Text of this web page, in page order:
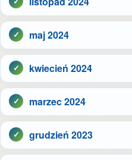
maj 2024
kwiecień 2024
marzec 2024
grudzień 2023